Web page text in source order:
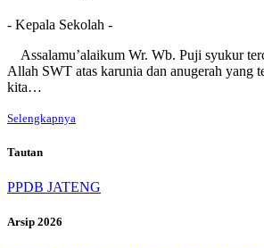
- Kepala Sekolah -
Assalamu’alaikum Wr. Wb. Puji syukur
Allah SWT atas karunia dan anugerah yang
kita…
Selengkapnya
Tautan
PPDB JATENG
Arsip 2026